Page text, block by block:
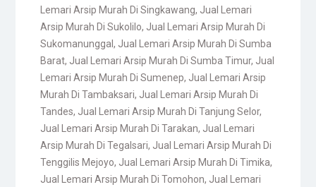
Lemari Arsip Murah Di Singkawang, Jual Lemari
Arsip Murah Di Sukolilo, Jual Lemari Arsip Murah Di
Sukomanunggal , Jual Lemari Arsip Murah Di Sumba
Barat, Jual Lemari Arsip Murah Di Sumba Timur, Jual
Lemari Arsip Murah Di Sumenep, Jual Lemari Arsip
Murah Di Tambaksari, Jual Lemari Arsip Murah Di
Tandes, Jual Lemari Arsip Murah Di Tanjung Selor,
Jual Lemari Arsip Murah Di Tarakan, Jual Lemari
Arsip Murah Di Tegalsari, Jual Lemari Arsip Murah Di
Tenggilis Mejoyo, Jual Lemari Arsip Murah Di Timika,
Jual Lemari Arsip Murah Di Tomohon, Jual Lemari